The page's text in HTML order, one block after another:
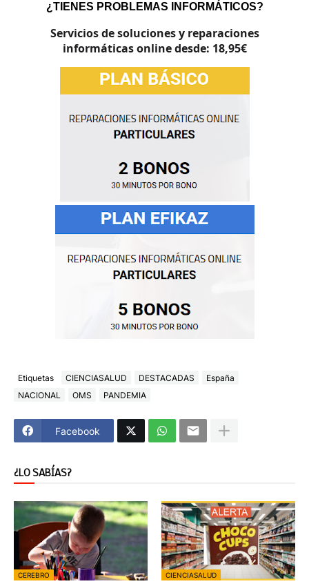
¿TIENES PROBLEMAS INFORMÁTICOS?
Servicios de soluciones y reparaciones
informáticas online desde: 18,95€
Etiquetas CIENCIASALUD DESTACADAS
España
NACIONAL
OMS PANDEMIA
Facebook
¿LO SABÍAS?
CEREBRO CIENCIASALUD